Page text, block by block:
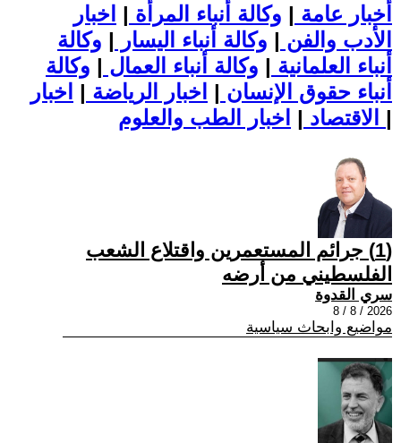
أخبار عامة | وكالة أنباء المرأة | اخبار
الأدب والفن | وكالة أنباء اليسار | وكالة
أنباء العلمانية | وكالة أنباء العمال | وكالة
أنباء حقوق الإنسان | اخبار الرياضة | اخبار
الاقتصاد | |
(1) جرائم المستعمرين واقتلاع الشعب
الفلسطيني من أرضه
سري القدوة
2026 / 8 / 8
مواضيع وابحاث سياسية